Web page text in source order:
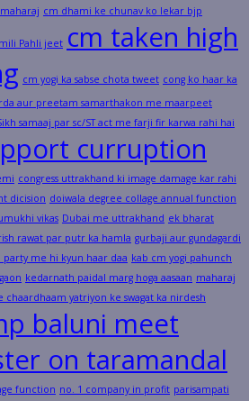
cm dhami ke chunav ko lekar bjp
Pahli jeet cm taken high
cm yogi ka sabse chota tweet cong ko haar ka
aur preetam samarthakon me maarpeet
samaaj par sc/ST act me farji fir karwa rahi hai
curruption
congress uttrakhand ki image damage kar rahi
dicision doiwala degree collage annual function
vikas Dubai me uttrakhand ek bharat
rawat par putr ka hamla gurbaji aur gundagardi
party me hi kyun haar daa kab cm yogi pahunch
kedarnath paidal marg hoga aasaan maharaj
chaardhaam yatriyon ke swagat ka nirdesh
baluni meet
on taramandal
function no. 1 company in profit parisampati